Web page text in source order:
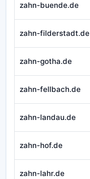
zahn-buende.de
zahn-filderstadt.de
zahn-gotha.de
zahn-fellbach.de
zahn-landau.de
zahn-hof.de
zahn-lahr.de